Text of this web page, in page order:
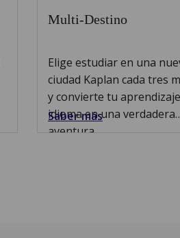
Multi-Destino
Elige estudiar en una
ciudad Kaplan cada tres
y convierte tu
idioma en una verdadera
aventura.
Saber más